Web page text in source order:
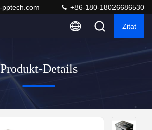
pptech.com +86-180-18026686530
Zitat
Produkt-Details